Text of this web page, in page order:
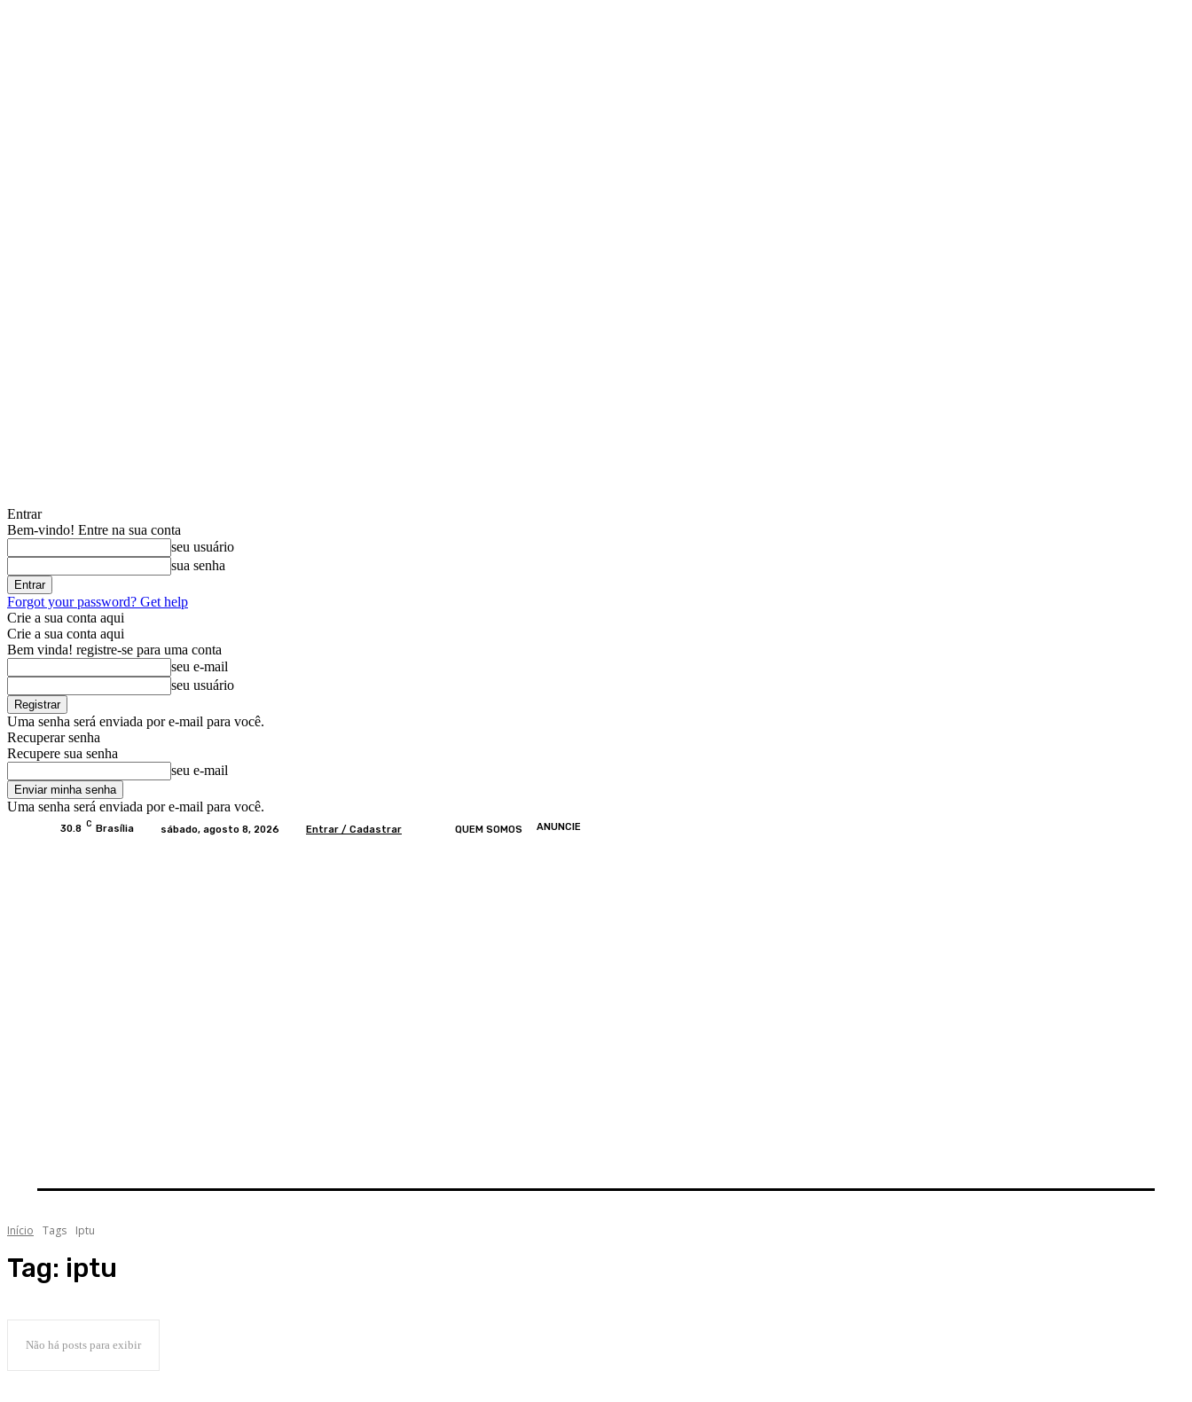
Entrar
Bem-vindo! Entre na sua conta
seu usuário
sua senha
Forgot your password? Get help
Crie a sua conta aqui
Crie a sua conta aqui
Bem vinda! registre-se para uma conta
seu e-mail
seu usuário
Uma senha será enviada por e-mail para você.
Recuperar senha
Recupere sua senha
seu e-mail
Uma senha será enviada por e-mail para você.
30.8 C Brasília sábado, agosto 8, 2026 Entrar / Cadastrar QUEM SOMOS ANUNCIE
Início Tags Iptu
Tag: iptu
Não há posts para exibir